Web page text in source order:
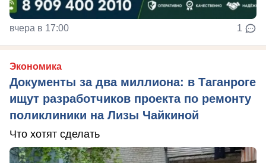
вчера в 17:00 1
Экономика
Документы за два миллиона: в Таганроге
ищут разработчиков проекта по ремонту
поликлиники на Лизы Чайкиной
Что хотят сделать